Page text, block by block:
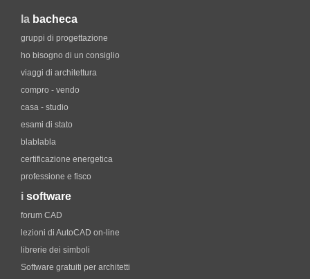
la bacheca
gruppi di progettazione
ho bisogno di un consiglio
viaggi di architettura
compro - vendo
casa - studio
esami di stato
blablabla
certificazione energetica
professione e fisco
i software
forum CAD
lezioni di AutoCAD on-line
librerie dei simboli
Software gratuiti per architetti